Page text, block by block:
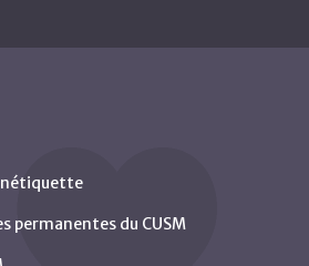
nétiquette
permanentes du CUSM